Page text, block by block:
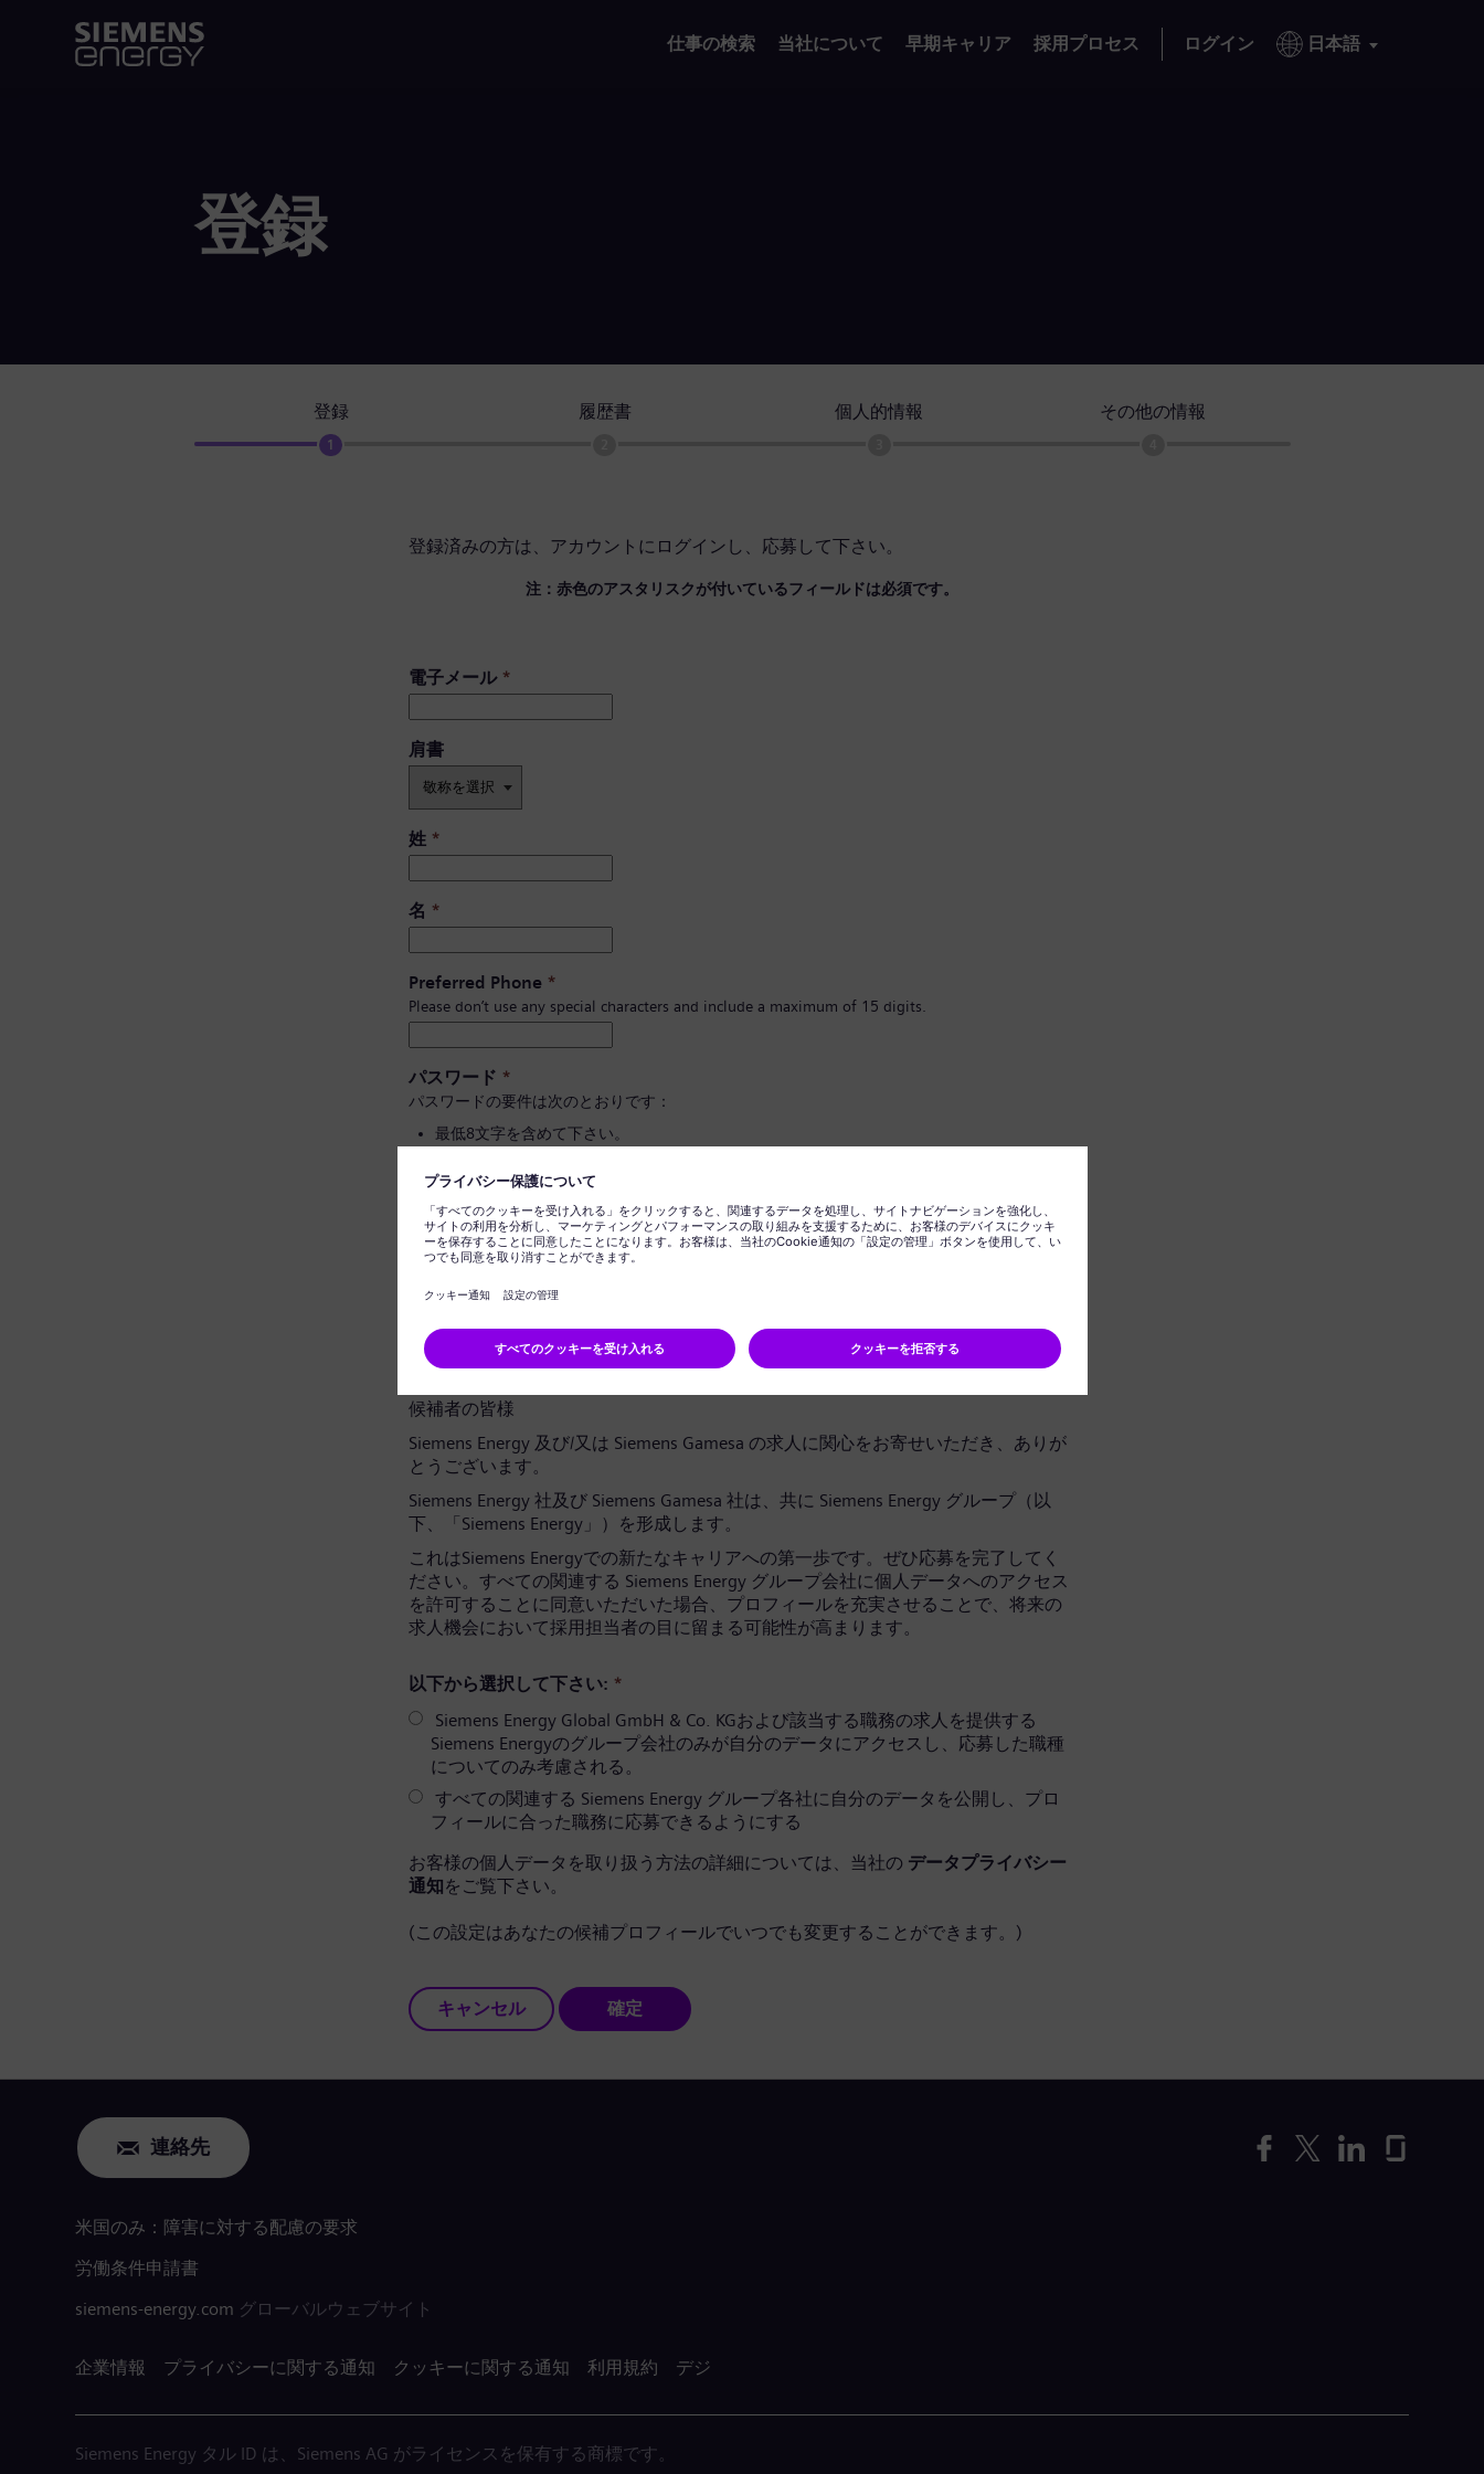
仕事の検索 当社について 早期キャリア 採用プロセス ログイン 日本語
登録
登録
1
履歴書 個人的情報 その他の情報
登録済みの方は、 アカウントにログイン し、応募して下さい。
注：赤色のアスタリスクが付いているフィールドは必須です。
電子メール*
肩書 ​
姓 *
名 *
Preferred Phone *
Please don’t use any special characters and include a maximum of 15 digits.
パスワード *
パスワードの要件は次のとおりです：
最低8文字を含めて下さい。
個人情報を含めないで下さい。
一般的に使用される言葉を含めないで下さい。
パスワードの確定*
データプライバシー通知
候補者の皆様
Siemens Energy 及び/又は Siemens Gamesa の求人に関心をお寄せいただき、ありが
とうございます。
Siemens Energy 社及び Siemens Gamesa 社は、共に Siemens Energy グループ（以
下、「Siemens Energy」）を形成します。
これはSiemens Energyでの新たなキャリアへの第一歩です。ぜひ応募を完了してく
ださい。すべての関連する Siemens Energy グループ会社に個人データへのアクセス
を許可することに同意いただいた場合、プロフィールを充実させることで、将来の
求人機会において採用担当者の目に留まる可能性が高まります。
以下から選択して下さい: *
Siemens Energy Global GmbH & Co. KGおよび該当する職務の求人を提供する
Siemens Energyのグループ会社のみが自分のデータにアクセスし、応募した職種
についてのみ考慮される。
すべての関連する Siemens Energy グループ各社に自分のデータを公開し、プロ
フィールに合った職務に応募できるようにする
お客様の個人データを取り扱う方法の詳細については、当社の データプライバシー
通知をご覧下さい。
(この設定はあなたの候補プロフィールでいつでも変更することができます。)
キャンセル 確定
連絡先
米国のみ：障害に対する配慮の要求
労働条件申請書
siemens-energy.com グローバルウェブサイト
企業情報 プライバシーに関する通知 クッキーに関する通知 利用規約 デジ
Siemens Energy タル ID は、Siemens AG がライセンスを保有する商標です。